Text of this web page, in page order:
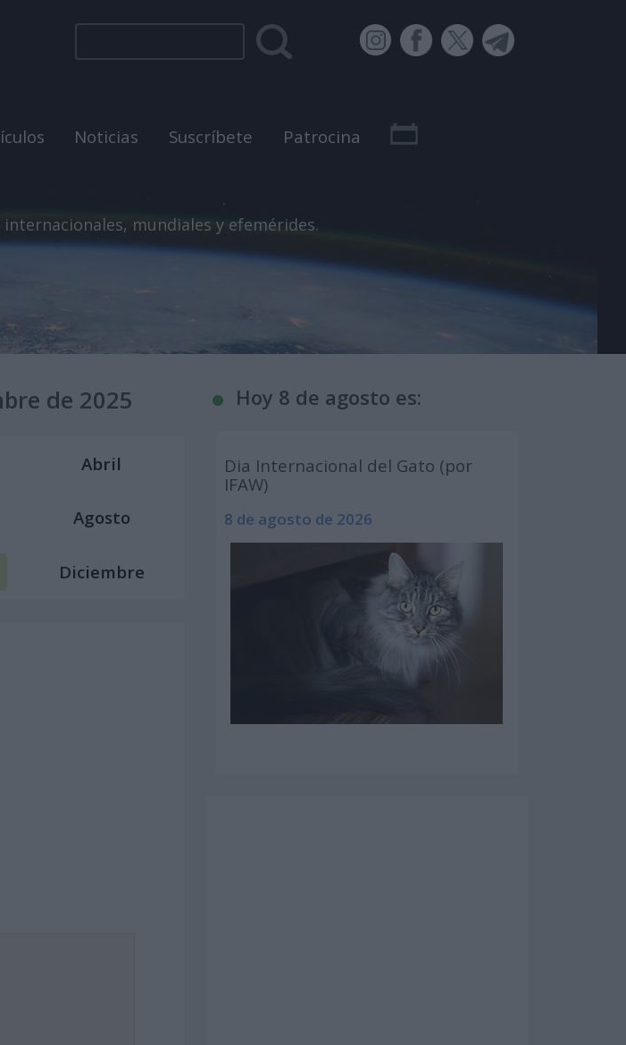
Noticias Suscríbete Patrocina
mundiales y efemérides.
de 2025
Abril
Agosto
Diciembre
Hoy 8 de agosto es:
Dia Internacional del Gato (por
IFAW)
8 de agosto de 2026